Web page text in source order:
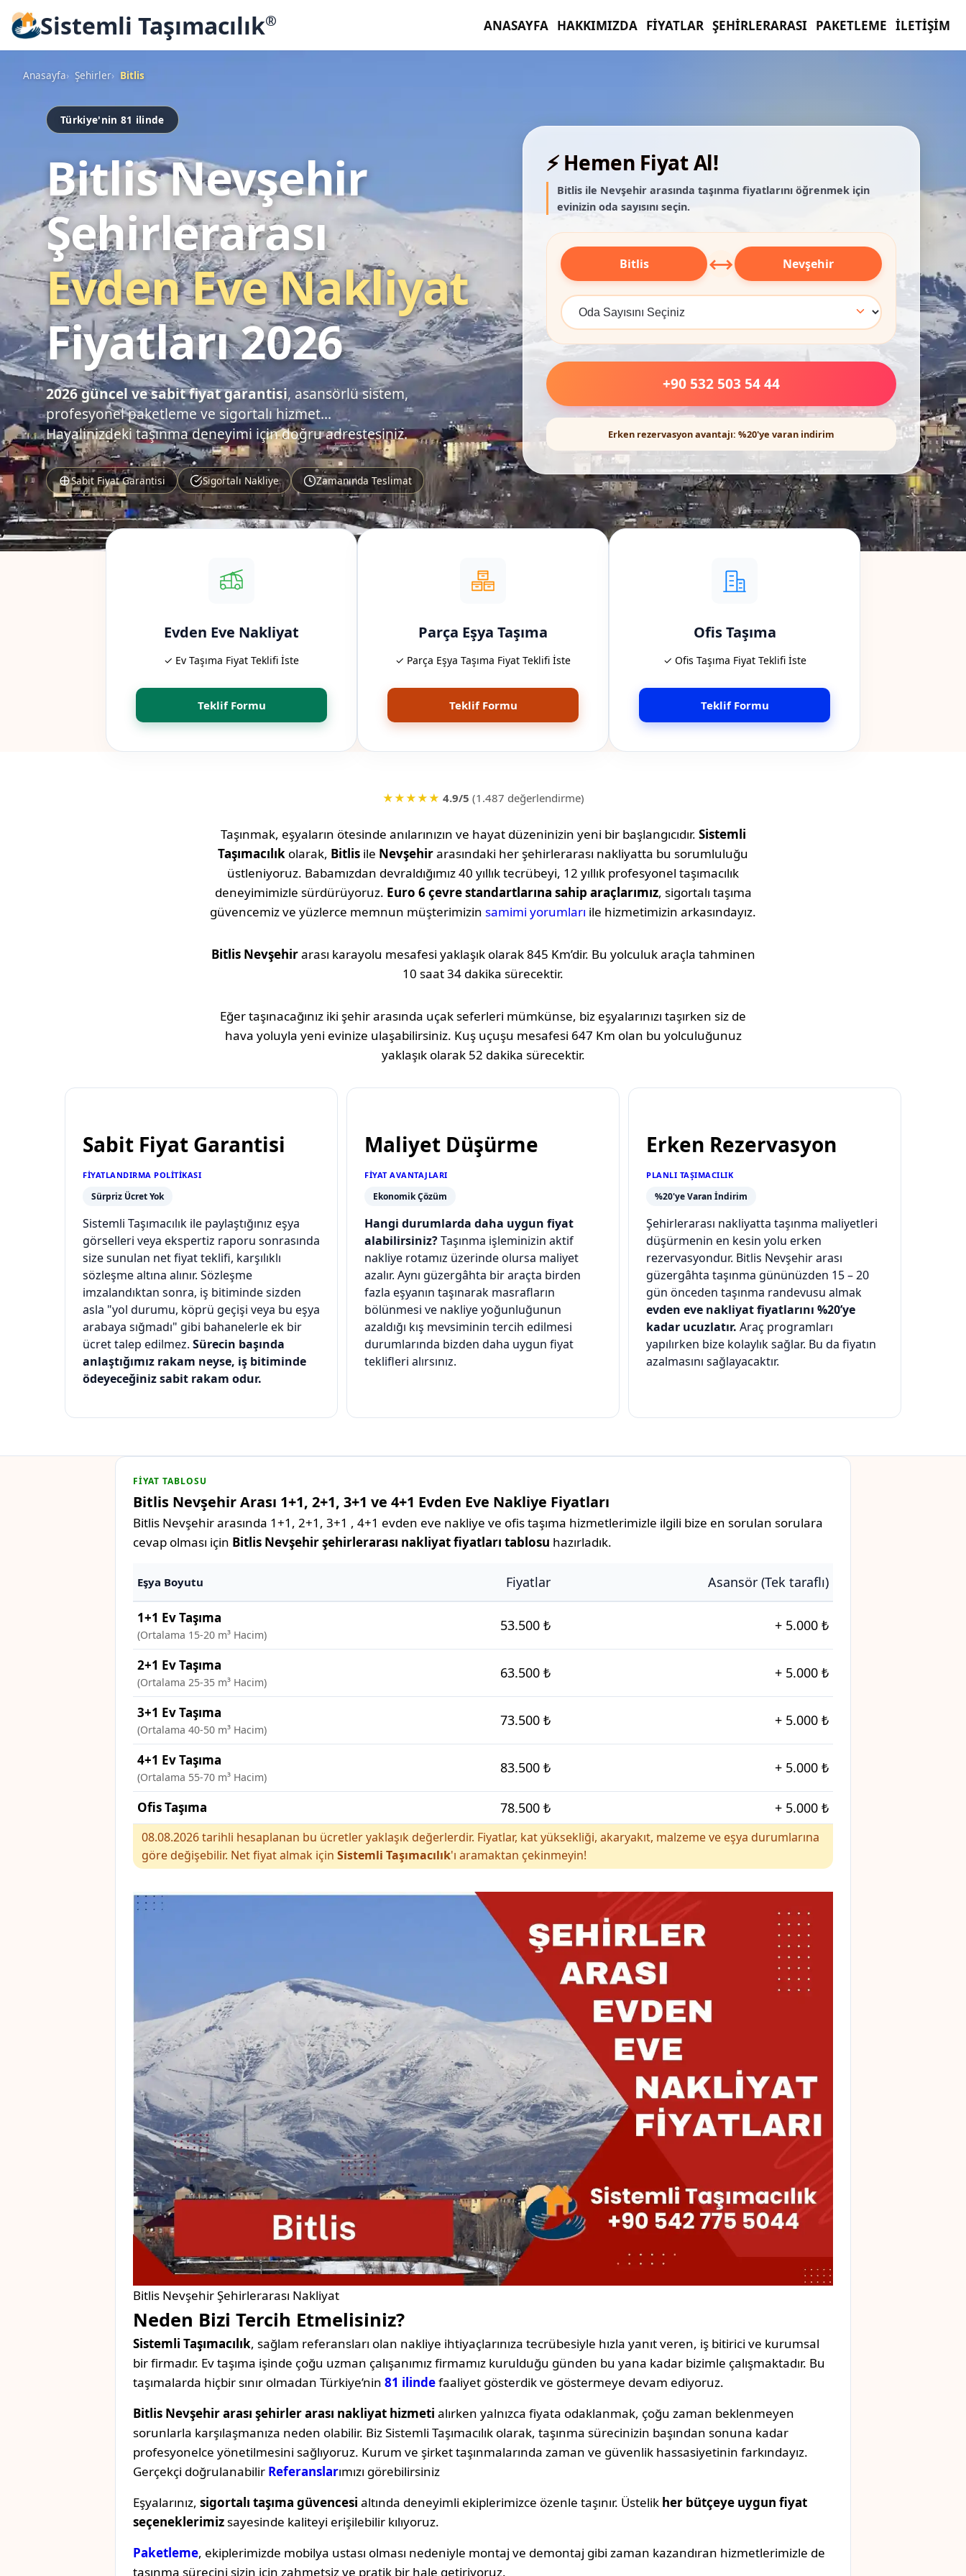
Sistemli Taşımacılık® ANASAYFA HAKKIMIZDA FIYATLAR ŞEHIRLERARASI PAKETLEME İLETIŞIM
Anasayfa Şehirler Bitlis
Türkiye'nin 81 ilinde
Bitlis Nevşehir
Şehirlerarası
Evden Eve Nakliyat
Fiyatları 2026
2026 güncel ve sabit fiyat garantisi, asansörlü sistem,
profesyonel paketleme ve sigortalı hizmet...
Hayalinizdeki taşınma deneyimi için doğru adrestesiniz.
Sabit Fiyat Garantisi Sigortalı Nakliye Zamanında Teslimat
⚡ Hemen Fiyat Al!
Bitlis ile Nevşehir arasında taşınma fiyatlarını öğrenmek için
evinizin oda sayısını seçin.
Bitlis ⟷ Nevşehir
+90 532 503 54 44
Erken rezervasyon avantajı: %20'ye varan indirim
Evden Eve Nakliyat
✓ Ev Taşıma Fiyat Teklifi İste
Teklif Formu
Parça Eşya Taşıma
✓ Parça Eşya Taşıma Fiyat Teklifi İste
Teklif Formu
Ofis Taşıma
✓ Ofis Taşıma Fiyat Teklifi İste
Teklif Formu
★★★★★ 4.9/5 (1.487 değerlendirme)
Taşınmak, eşyaların ötesinde anılarınızın ve hayat düzeninizin yeni bir başlangıcıdır. Sistemli
Taşımacılık olarak, Bitlis ile Nevşehirarasındaki her şehirlerarası nakliyatta bu sorumluluğu
üstleniyoruz. Babamızdan devraldığımız 40 yıllık tecrübeyi, 12 yıllık profesyonel taşımacılık
deneyimimizle sürdürüyoruz. Euro 6 çevre standartlarına sahip araçlarımız, sigortalı taşıma
güvencemiz ve yüzlerce memnun müşterimizin samimi yorumları ile hizmetimizin arkasındayız.
Bitlis Nevşehirarası karayolu mesafesi yaklaşık olarak845 Km’dir. Bu yolculuk araçla tahminen
10 saat 34 dakika sürecektir.
Eğer taşınacağınız iki şehir arasında uçak seferleri mümkünse, biz eşyalarınızı taşırken siz de
hava yoluyla yeni evinize ulaşabilirsiniz. Kuş uçuşu mesafesi 647 Km olan bu yolculuğunuz
yaklaşık olarak 52 dakika sürecektir.
Sabit Fiyat Garantisi
FIYATLANDIRMA POLITIKASI
Sürpriz Ücret Yok
Sistemli Taşımacılık ile paylaştığınız eşya
görselleri veya ekspertiz raporu sonrasında
size sunulan net fiyat teklifi, karşılıklı
sözleşme altına alınır. Sözleşme
imzalandıktan sonra, iş bitiminde sizden
asla "yol durumu, köprü geçişi veya bu eşya
arabaya sığmadı" gibi bahanelerle ek bir
ücret talep edilmez. Sürecin başında
anlaştığımız rakam neyse, iş bitiminde
ödeyeceğiniz sabit rakam odur.
Maliyet Düşürme
FIYAT AVANTAJLARI
Ekonomik Çözüm
Hangi durumlarda daha uygun fiyat
alabilirsiniz?Taşınma işleminizin aktif
nakliye rotamız üzerinde olursa maliyet
azalır. Aynı güzergâhta bir araçta birden
fazla eşyanın taşınarak masrafların
bölünmesi ve nakliye yoğunluğunun
azaldığı kış mevsiminin tercih edilmesi
durumlarında bizden daha uygun fiyat
teklifleri alırsınız.
Erken Rezervasyon
PLANLI TAŞIMACILIK
%20'ye Varan İndirim
Şehirlerarası nakliyatta taşınma maliyetleri
düşürmenin en kesin yolu erken
rezervasyondur. Bitlis Nevşehir arası
güzergâhta taşınma gününüzden 15 – 20
gün önceden taşınma randevusu almak
evden eve nakliyat fiyatlarını %20’ye
kadar ucuzlatır. Araç programları
yapılırken bize kolaylık sağlar. Bu da fiyatın
azalmasını sağlayacaktır.
FIYAT TABLOSU
Bitlis Nevşehir Arası 1+1, 2+1, 3+1 ve 4+1 Evden Eve Nakliye Fiyatları
Bitlis Nevşehir arasında 1+1, 2+1, 3+1 , 4+1 evden eve nakliye ve ofis taşıma hizmetlerimizle ilgili bize en sorulan sorulara
cevap olması için Bitlis Nevşehir şehirlerarası nakliyat fiyatları tablosu hazırladık.
Eşya Boyutu Fiyatlar Asansör (Tek taraflı)
1+1 Ev Taşıma
(Ortalama 15-20 m³ Hacim)
53.500 ₺ + 5.000 ₺
2+1 Ev Taşıma
(Ortalama 25-35 m³ Hacim)
63.500 ₺ + 5.000 ₺
3+1 Ev Taşıma
(Ortalama 40-50 m³ Hacim)
73.500 ₺ + 5.000 ₺
4+1 Ev Taşıma
(Ortalama 55-70 m³ Hacim)
83.500 ₺ + 5.000 ₺
Ofis Taşıma 78.500 ₺ + 5.000 ₺
08.08.2026 tarihli hesaplanan bu ücretler yaklaşık değerlerdir. Fiyatlar, kat yüksekliği, akaryakıt, malzeme ve eşya durumlarına
göre değişebilir. Net fiyat almak için Sistemli Taşımacılık'ı aramaktan çekinmeyin!
Bitlis Nevşehir Şehirlerarası Nakliyat
Neden Bizi Tercih Etmelisiniz?
Sistemli Taşımacılık, sağlam referansları olan nakliye ihtiyaçlarınıza tecrübesiyle hızla yanıt veren, iş bitirici ve kurumsal
bir firmadır. Ev taşıma işinde çoğu uzman çalışanımız firmamız kurulduğu günden bu yana kadar bizimle çalışmaktadır. Bu
taşımalarda hiçbir sınır olmadan Türkiye’nin 81 ilindefaaliyet gösterdik ve göstermeye devam ediyoruz.
Bitlis Nevşehir arası şehirler arası nakliyat hizmeti alırken yalnızca fiyata odaklanmak, çoğu zaman beklenmeyen
sorunlarla karşılaşmanıza neden olabilir. Biz Sistemli Taşımacılık olarak, taşınma sürecinizin başından sonuna kadar
profesyonelce yönetilmesini sağlıyoruz. Kurum ve şirket taşınmalarında zaman ve güvenlik hassasiyetinin farkındayız.
Gerçekçi doğrulanabilir Referanslarımızı görebilirsiniz
Eşyalarınız, sigortalı taşıma güvencesi altında deneyimli ekiplerimizce özenle taşınır. Üstelik her bütçeye uygun fiyat
seçeneklerimizsayesinde kaliteyi erişilebilir kılıyoruz.
Paketleme, ekiplerimizde mobilya ustası olması nedeniyle montaj ve demontaj gibi zaman kazandıran hizmetlerimizle de
taşınma sürecini sizin için zahmetsiz ve pratik bir hale getiriyoruz.